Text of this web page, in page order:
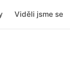
Viděli jsme se